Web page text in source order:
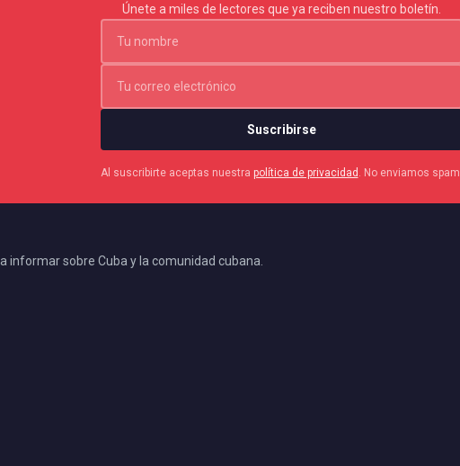
Únete a miles de lectores que ya reciben nuestro boletín.
Suscribirse
Al suscribirte aceptas nuestra política de privacidad . No enviamos spam.
informar sobre Cuba y la comunidad cubana.